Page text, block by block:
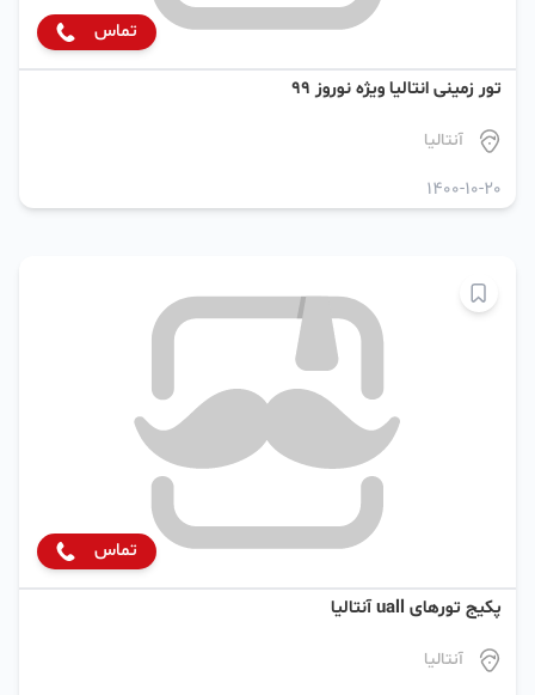
تماس
تور زمینی انتالیا ویژه نوروز 99
آنتالیا
1400-10-20
تماس
پکیج تورهای uall آنتالیا
آنتالیا